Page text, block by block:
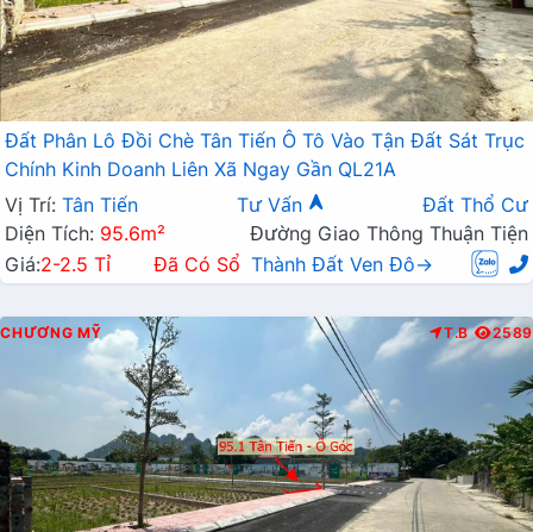
Đất Phân Lô Đồi Chè Tân Tiến Ô Tô Vào Tận Đất Sát Trục
Chính Kinh Doanh Liên Xã Ngay Gần QL21A
Vị Trí: Tân Tiến Tư Vấn
Đất Thổ Cư
Diện Tích: 95.6m²
Đường Giao Thông Thuận Tiện
Giá:2-2.5 Tỉ Đã Có Sổ Thành Đất Ven Đô→
CHƯƠNG MỸ T.B 2589